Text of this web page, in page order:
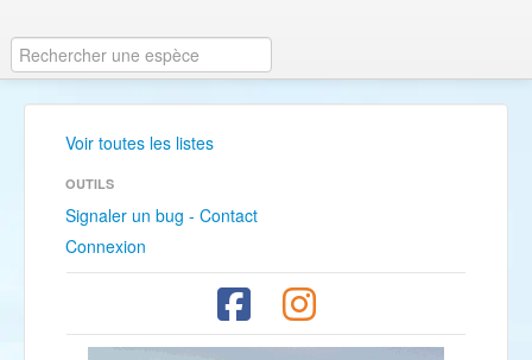
Voir toutes les listes
OUTILS
Signaler un bug - Contact
Connexion